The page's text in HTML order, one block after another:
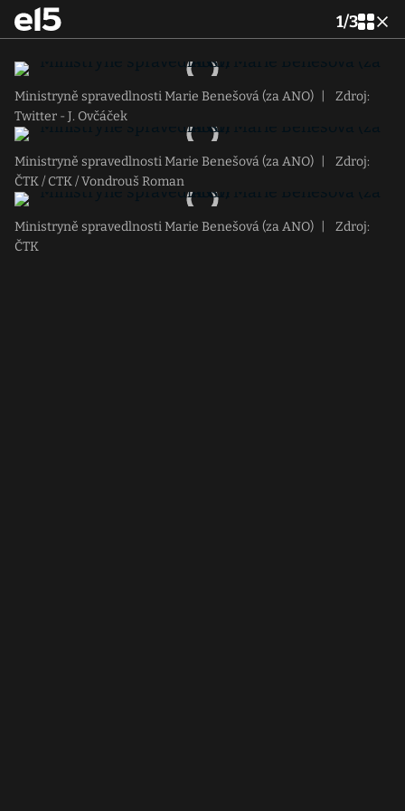
1/3
Ministryně spravedlnosti Marie Benešová (za ANO)
Zdroj:
Twitter - J. Ovčáček
Ministryně spravedlnosti Marie Benešová (za ANO)
Zdroj:
ČTK / CTK / Vondrouš Roman
Ministryně spravedlnosti Marie Benešová (za ANO)
Zdroj:
ČTK